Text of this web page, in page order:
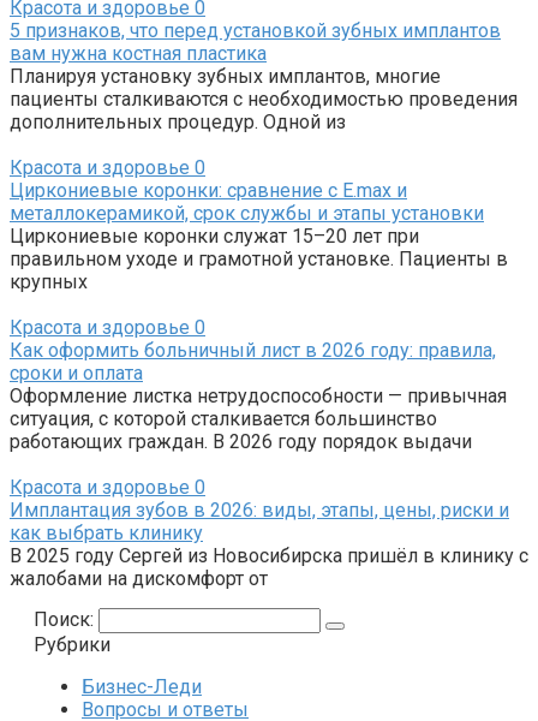
Красота и здоровье 0
5 признаков, что перед установкой зубных имплантов
вам нужна костная пластика
Планируя установку зубных имплантов, многие
пациенты сталкиваются с необходимостью проведения
дополнительных процедур. Одной из
Красота и здоровье 0
Циркониевые коронки: сравнение с E.max и
металлокерамикой, срок службы и этапы установки
Циркониевые коронки служат 15–20 лет при
правильном уходе и грамотной установке. Пациенты в
крупных
Красота и здоровье 0
Как оформить больничный лист в 2026 году: правила,
сроки и оплата
Оформление листка нетрудоспособности — привычная
ситуация, с которой сталкивается большинство
работающих граждан. В 2026 году порядок выдачи
Красота и здоровье 0
Имплантация зубов в 2026: виды, этапы, цены, риски и
как выбрать клинику
В 2025 году Сергей из Новосибирска пришёл в клинику с
жалобами на дискомфорт от
Поиск:
Рубрики
Бизнес-Леди
Вопросы и ответы